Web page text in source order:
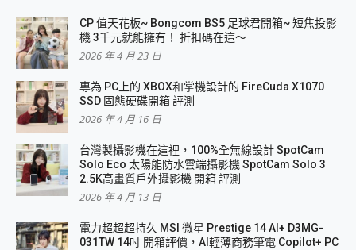
CP 值天花板~ Bongcom BS5 足球君開箱~ 短焦投影
機 3千元就能擁有！ 折扣碼在這～
2026 年 4 月 23 日
專為 PC上的 XBOX和掌機設計的 FireCuda X1070
SSD 固態硬碟開箱 評測
2026 年 4 月 16 日
台灣製攝影機在這裡，100%全無線設計 SpotCam
Solo Eco 太陽能防水雲端攝影機 SpotCam Solo 3
2.5K高畫質戶外攝影機 開箱 評測
2026 年 4 月 13 日
電力超超超持久 MSI 微星 Prestige 14 AI+ D3MG-
031TW 14吋 開箱評價，AI輕薄商務筆電 Copilot+ PC